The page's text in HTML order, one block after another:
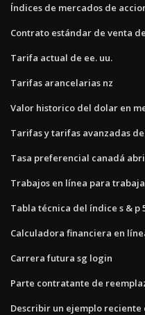
Índices de mercados de
Contrato estándar de venta
Tarifa actual de ee. uu.
Tarifas arancelarias nz
Valor historico del dolar en
Tarifas y tarifas avanzadas
Tasa preferencial canadá
Trabajos en línea para
Tabla técnica del índice s & p
Calculadora financiera en
Carrera futura sg login
Parte contratante de
Describir un ejemplo